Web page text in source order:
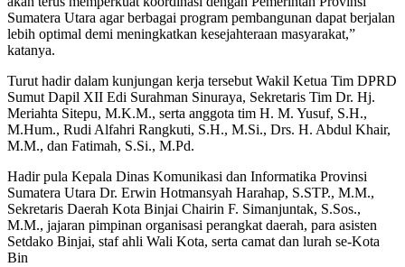
Sumatera Utara agar berbagai program pembangunan dapat berjalan
lebih optimal demi meningkatkan kesejahteraan masyarakat,”
katanya.
Turut hadir dalam kunjungan kerja tersebut Wakil Ketua Tim DPRD
Sumut Dapil XII Edi Surahman Sinuraya, Sekretaris Tim Dr. Hj.
Meriahta Sitepu, M.K.M., serta anggota tim H. M. Yusuf, S.H.,
M.Hum., Rudi Alfahri Rangkuti, S.H., M.Si., Drs. H. Abdul Khair,
M.M., dan Fatimah, S.Si., M.Pd.
Hadir pula Kepala Dinas Komunikasi dan Informatika Provinsi
Sumatera Utara Dr. Erwin Hotmansyah Harahap, S.STP., M.M.,
Sekretaris Daerah Kota Binjai Chairin F. Simanjuntak, S.Sos.,
M.M., jajaran pimpinan organisasi perangkat daerah, para asisten
Setdako Binjai, staf ahli Wali Kota, serta camat dan lurah se-Kota
Bin